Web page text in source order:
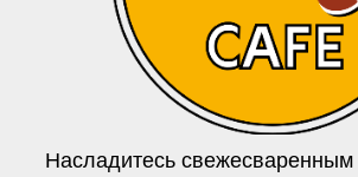
Насладитесь свежесваренным